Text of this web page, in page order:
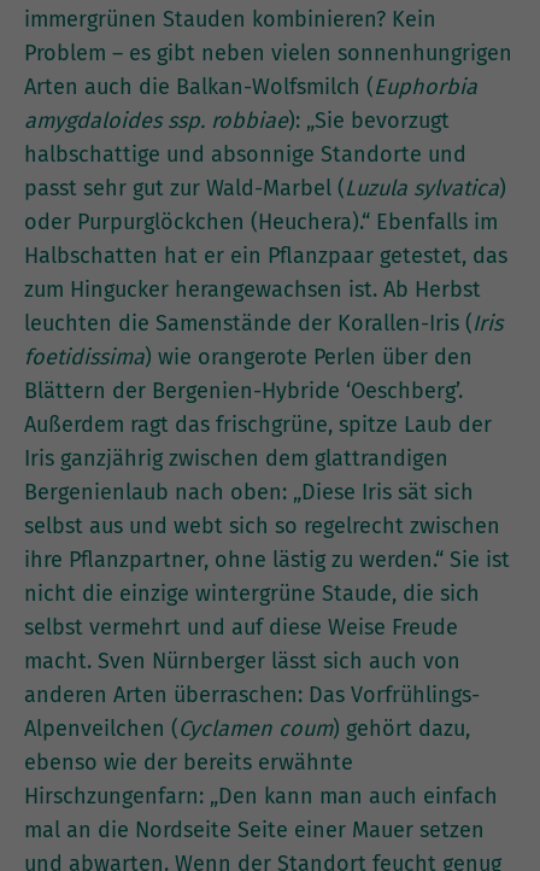
immergrünen Stauden kombinieren? Kein
Problem – es gibt neben vielen sonnenhungrigen
Arten auch die Balkan-Wolfsmilch (Euphorbia
amygdaloides ssp. robbiae): „Sie bevorzugt
halbschattige und absonnige Standorte und
passt sehr gut zur Wald-Marbel (Luzula sylvatica)
oder Purpurglöckchen (Heuchera).“ Ebenfalls im
Halbschatten hat er ein Pflanzpaar getestet, das
zum Hingucker herangewachsen ist. Ab Herbst
leuchten die Samenstände der Korallen-Iris (Iris
foetidissima) wie orangerote Perlen über den
Blättern der Bergenien-Hybride ‘Oeschberg’.
Außerdem ragt das frischgrüne, spitze Laub der
Iris ganzjährig zwischen dem glattrandigen
Bergenienlaub nach oben: „Diese Iris sät sich
selbst aus und webt sich so regelrecht zwischen
ihre Pflanzpartner, ohne lästig zu werden.“ Sie ist
nicht die einzige wintergrüne Staude, die sich
selbst vermehrt und auf diese Weise Freude
macht. Sven Nürnberger lässt sich auch von
anderen Arten überraschen: Das Vorfrühlings-
Alpenveilchen (Cyclamen coum) gehört dazu,
ebenso wie der bereits erwähnte
Hirschzungenfarn: „Den kann man auch einfach
mal an die Nordseite Seite einer Mauer setzen
und abwarten. Wenn der Standort feucht genug